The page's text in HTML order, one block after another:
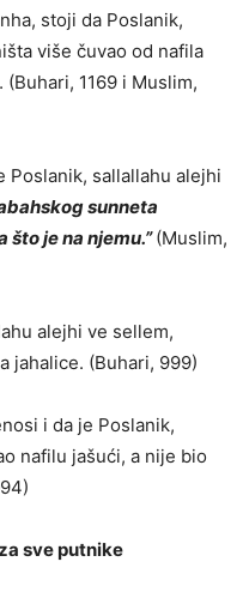
stoji da Poslanik,
više čuvao od nafila
1169 i Muslim,
Poslanik, sallallahu alejhi
sunneta
što je na njemu.” (Muslim,
alejhi ve sellem,
jahalice. (Buhari, 999)
i da je Poslanik,
nafilu jašući, a nije bio
sve putnike